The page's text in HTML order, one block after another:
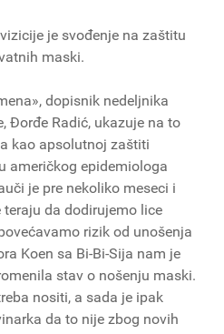
je svođenje na zaštitu
maski.
dopisnik nedeljnika
Đorđe Radić, ukazuje na to
kao apsolutnoj zaštiti
američkog epidemiologa
je pre nekoliko meseci i
da dodirujemo lice
rizik od unošenja
Koen sa Bi-Bi-Sija nam je
stav o nošenju maski.
nositi, a sada je ipak
da to nije zbog novih